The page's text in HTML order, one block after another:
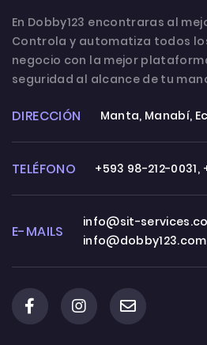
En Dobby123 encontraras al
Controla y automatiza todos
negocio con la mejor
seguridad al alcance de tu
DIRECCIÓN Manta, Manabí,
TELÉFONO +593 98-212-0031,
E-MAILS
info@sit-
info@dobby123.com